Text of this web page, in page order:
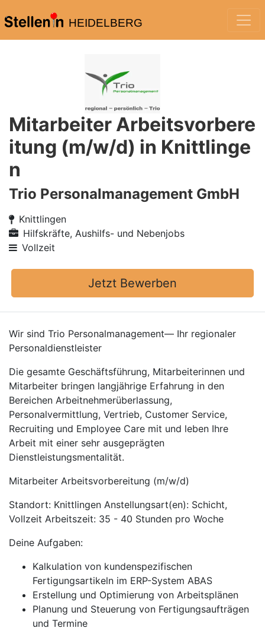
HEIDELBERG
Mitarbeiter Arbeitsvorbere
itung (m/w/d) in Knittlinge
n
Trio Personalmanagement GmbH
Knittlingen
Hilfskräfte, Aushilfs- und Nebenjobs
Vollzeit
Jetzt Bewerben
Wir sind Trio Personalmanagement— Ihr regionaler
Personaldienstleister
Die gesamte Geschäftsführung, Mitarbeiterinnen und
Mitarbeiter bringen langjährige Erfahrung in den
Bereichen Arbeitnehmerüberlassung,
Personalvermittlung, Vertrieb, Customer Service,
Recruiting und Employee Care mit und leben Ihre
Arbeit mit einer sehr ausgeprägten
Dienstleistungsmentalität.
Mitarbeiter Arbeitsvorbereitung (m/w/d)
Standort: Knittlingen Anstellungsart(en): Schicht,
Vollzeit Arbeitszeit: 35 - 40 Stunden pro Woche
Deine Aufgaben:
Kalkulation von kundenspezifischen
Fertigungsartikeln im ERP-System ABAS
Erstellung und Optimierung von Arbeitsplänen
Planung und Steuerung von Fertigungsaufträgen
und Termine